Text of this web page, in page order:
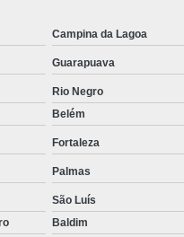
Campina da Lagoa
Guarapuava
Rio Negro
Belém
Fortaleza
Palmas
São Luís
Baldim